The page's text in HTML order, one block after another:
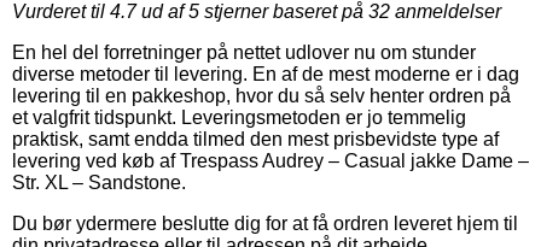
Vurderet til 4.7ud af 5 stjerner baseret på 32 anmeldelser
En hel del forretninger på nettet udlover nu om stunder
diverse metoder til levering. En af de mest moderne er i dag
levering til en pakkeshop, hvor du så selv henter ordren på
et valgfrit tidspunkt. Leveringsmetoden er jo temmelig
praktisk, samt endda tilmed den mest prisbevidste type af
levering ved køb af Trespass Audrey – Casual jakke Dame –
Str. XL – Sandstone.
Du bør ydermere beslutte dig for at få ordren leveret hjem til